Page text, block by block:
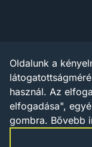
Az ezen a
hangfelvételek, video
védelem alatt állnak.
Az X AND A Kft.
kapcsolatosan,
céljára való
LXXVI. törvény
Oldalunk a
használ. Az
elfogadása",
gombra. Bővebb